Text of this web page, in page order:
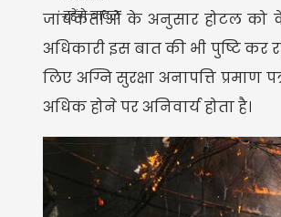
जांचकर्ताओं के अनुसार होटल को
अधिकारी इस बात की भी पुष्टि कर
लिए अग्नि सुरक्षा अनापत्ति
अधिक होने पर अनिवार्य होता है।